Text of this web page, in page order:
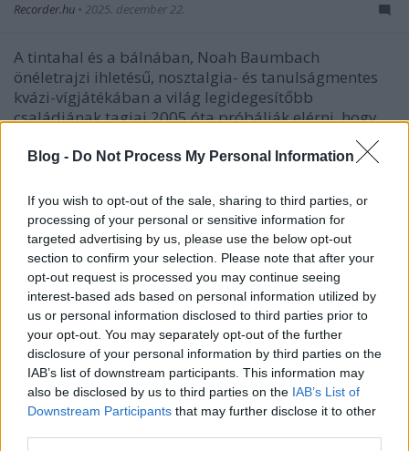
Blog - Do Not Process My Personal Information
If you wish to opt-out of the sale, sharing to third parties, or
processing of your personal or sensitive information for
targeted advertising by us, please use the below opt-out
section to confirm your selection. Please note that after your
opt-out request is processed you may continue seeing
interest-based ads based on personal information utilized by
us or personal information disclosed to third parties prior to
your opt-out. You may separately opt-out of the further
disclosure of your personal information by third parties on the
IAB’s list of downstream participants. This information may
also be disclosed by us to third parties on the IAB’s List of
Downstream Participants that may further disclose it to other
Recorder.hu • 2025. december 22.
A tintahal és a bálnában, Noah Baumbach
önéletrajzi ihletésű, nosztalgia- és tanulságmentes
kvázi-vígjátékában a világ legidegesítőbb
családjának tagjai 2005 óta próbálják elérni, hogy
a Recorder magazin 129. számában jelent meg,